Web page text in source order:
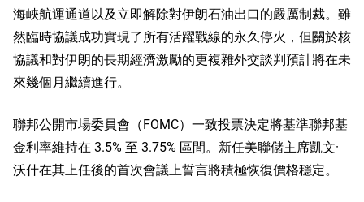
海峽航運通道以及立即解除對伊朗石油出口的嚴厲制裁。雖
然臨時協議成功實現了所有活躍戰線的永久停火，但關於核
協議和對伊朗的長期經濟激勵的更複雜外交談判預計將在未
來幾個月繼續進行。
聯邦公開市場委員會（FOMC）一致投票決定將基準聯邦基
金利率維持在 3.5% 至 3.75% 區間。新任美聯儲主席凱文·
沃什在其上任後的首次會議上誓言將積極恢復價格穩定。